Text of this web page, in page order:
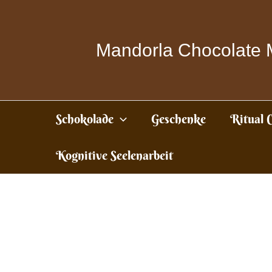
Mandorla Chocolate
Schokolade Geschenke Ritual
Kognitive Seelenarbeit